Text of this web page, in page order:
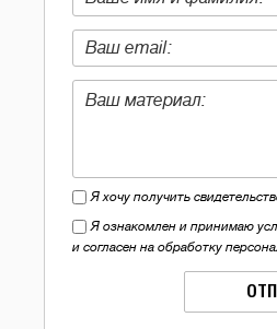
Я хочу получить
Я ознакомлен и принимаю
и согласен на обработку